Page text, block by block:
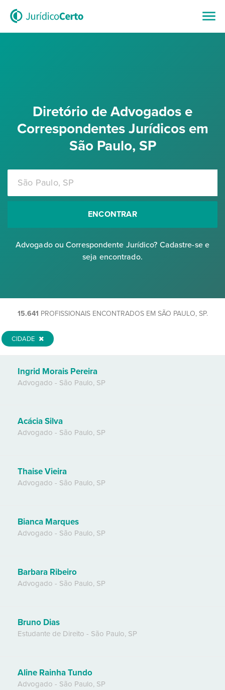
Diretório de Advogados e
Correspondentes Jurídicos em
São Paulo, SP
ENCONTRAR
Advogado ou Correspondente Jurídico? Cadastre-se e
seja encontrado.
15.641 PROFISSIONAIS ENCONTRADOS EM SÃO PAULO, SP.
CIDADE
Ingrid Morais Pereira
Advogado - São Paulo, SP
Acácia Silva
Advogado - São Paulo, SP
Thaise Vieira
Advogado - São Paulo, SP
Bianca Marques
Advogado - São Paulo, SP
Barbara Ribeiro
Advogado - São Paulo, SP
Bruno Dias
Estudante de Direito - São Paulo, SP
Aline Rainha Tundo
Advogado - São Paulo, SP